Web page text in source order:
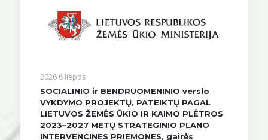
2026 6 liepos
SOCIALINIO ir BENDRUOMENINIO verslo
VYKDYMO PROJEKTŲ, PATEIKTŲ PAGAL
LIETUVOS ŽEMĖS ŪKIO IR KAIMO PLĖTROS
2023–2027 METŲ STRATEGINIO PLANO
INTERVENCINES PRIEMONES, gairės